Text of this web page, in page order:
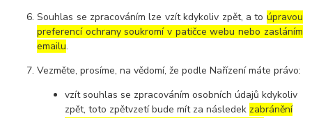
Souhlas se zpracováním lze vzít kdykoliv zpět, a to úpravou
preferencí ochrany soukromí v patičce webu nebo zasláním
emailu.
Vezměte, prosíme, na vědomí, že podle Nařízení máte právo:
vzít souhlas se zpracováním osobních údajů kdykoliv
zpět, toto zpětvzetí bude mít za následek zabránění